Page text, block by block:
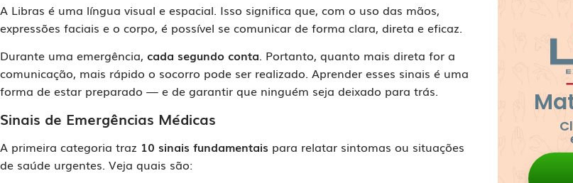
A Libras é uma língua visual e espacial. Isso significa que, com o uso das mãos,
expressões faciais e o corpo, é possível se comunicar de forma clara, direta e eficaz.
Durante uma emergência, cada segundo conta. Portanto, quanto mais direta for a
comunicação, mais rápido o socorro pode ser realizado. Aprender esses sinais é uma
forma de estar preparado — e de garantir que ninguém seja deixado para trás.
Sinais de Emergências Médicas
A primeira categoria traz 10 sinais fundamentais para relatar sintomas ou situações
de saúde urgentes. Veja quais são: